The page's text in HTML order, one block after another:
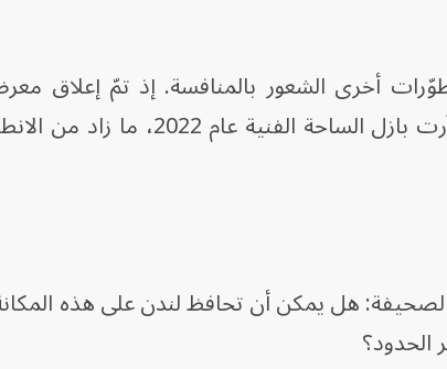
معرض آرت بازل الساحة
هل يمكن أن تحافظ لندن على هذه
الحدود؟